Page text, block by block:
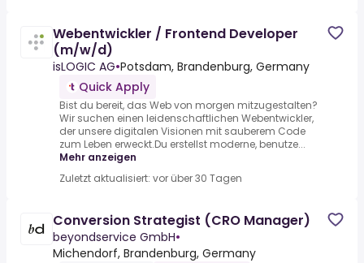
Webentwickler / Frontend Developer
(m/w/d)
isLOGIC AG•Potsdam, Brandenburg, Germany
Quick Apply
Bist du bereit, das Web von morgen mitzugestalten?
Wir suchen einen leidenschaftlichen Webentwickler,
der unsere digitalen Visionen mit sauberem Code
zum Leben erweckt.Du erstellst moderne, benutze...
Mehr anzeigen
Zuletzt aktualisiert: vor über 30 Tagen
Conversion Strategist (CRO Manager)
beyondservice GmbH•
Michendorf, Brandenburg, Germany